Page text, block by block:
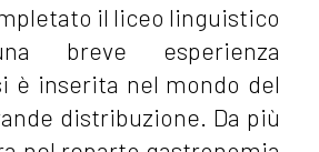
il liceo linguistico
breve esperienza
è inserita nel mondo del
distribuzione. Da più